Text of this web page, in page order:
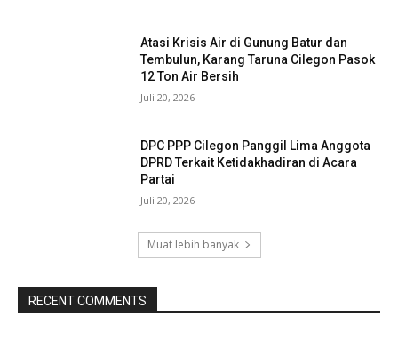
Atasi Krisis Air di Gunung Batur dan
Tembulun, Karang Taruna Cilegon Pasok
12 Ton Air Bersih
Juli 20, 2026
DPC PPP Cilegon Panggil Lima Anggota
DPRD Terkait Ketidakhadiran di Acara
Partai
Juli 20, 2026
Muat lebih banyak
RECENT COMMENTS